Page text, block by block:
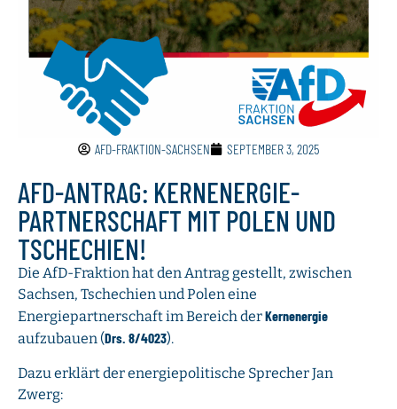
AFD-FRAKTION-SACHSEN SEPTEMBER 3, 2025
AFD-ANTRAG: KERNENERGIE-
PARTNERSCHAFT MIT POLEN UND
TSCHECHIEN!
Die AfD-Fraktion hat den Antrag gestellt, zwischen
Sachsen, Tschechien und Polen eine
Energiepartnerschaft im Bereich derKernenergie
aufzubauen (Drs. 8/4023).
Dazu erklärt der energiepolitische Sprecher Jan
Zwerg: